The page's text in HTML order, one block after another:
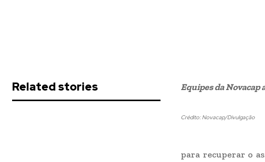
Related stories Equipes da Novacap
Crédito: Novacap/Divulgação
para recuperar o